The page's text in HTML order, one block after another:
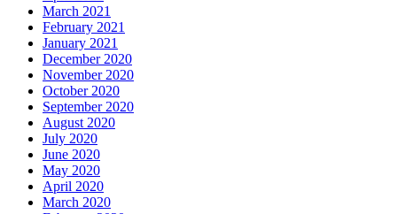
March 2021
February 2021
January 2021
December 2020
November 2020
October 2020
September 2020
August 2020
July 2020
June 2020
May 2020
April 2020
March 2020